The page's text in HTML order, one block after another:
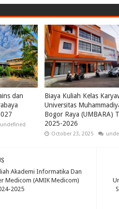
dan
undefined
Biaya Kuliah Kelas
Universitas
Bogor Raya (UMBARA)
2025-2026
October 23, 2025
Akademi Informatika Dan
Medicom (AMIK Medicom)
2025